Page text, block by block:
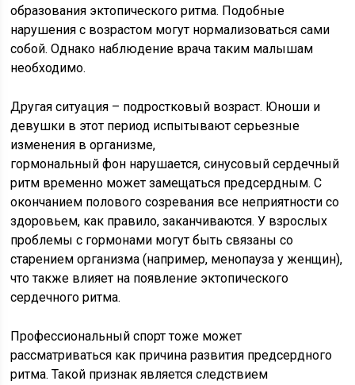
образования эктопического ритма. Подобные
нарушения с возрастом могут нормализоваться сами
собой. Однако наблюдение врача таким малышам
необходимо.
Другая ситуация – подростковый возраст. Юноши и
девушки в этот период испытывают серьезные
изменения в организме,
гормональный фон нарушается, синусовый сердечный
ритм временно может замещаться предсердным. С
окончанием полового созревания все неприятности со
здоровьем, как правило, заканчиваются. У взрослых
проблемы с гормонами могут быть связаны со
старением организма (например, менопауза у женщин),
что также влияет на появление эктопического
сердечного ритма.
Профессиональный спорт тоже может
рассматриваться как причина развития предсердного
ритма. Такой признак является следствием